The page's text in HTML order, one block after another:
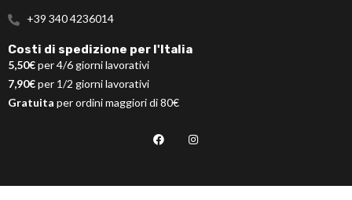
+39 340 4236014
Costi di spedizione per l'Italia
5,50€per 4/6 giorni lavorativi
7,90€per 1/2 giorni lavorativi
Gratuita per ordini maggiori di 80€